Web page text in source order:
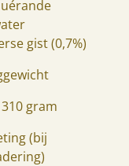
gist (0,7%)
gram
(bij